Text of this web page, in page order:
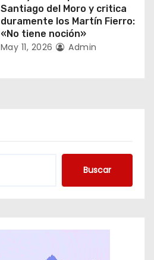
Santiago del Moro y critica
duramente los Martín Fierro:
«No tiene noción»
May 11, 2026 Admin
Buscar